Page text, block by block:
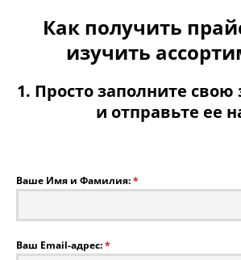
Как получить
изучить
1. Просто заполните
и отправьте ее
Ваше Имя и Фамилия:*
Ваш Email-адрес:*